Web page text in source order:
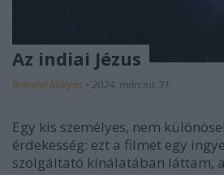
Az indiai Jézus
Brendel Mátyás • 2024. március 31.
Egy kis személyes, nem
érdekesség: ezt a filmet egy
szolgáltató kínálatában láttam,